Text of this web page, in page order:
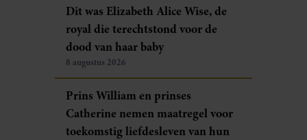
Dit was Elizabeth Alice Wise, de
royal die terechtstond voor de
dood van haar baby
8 augustus 2026
Prins William en prinses
Catherine nemen maatregel voor
toekomstig liefdesleven van hun